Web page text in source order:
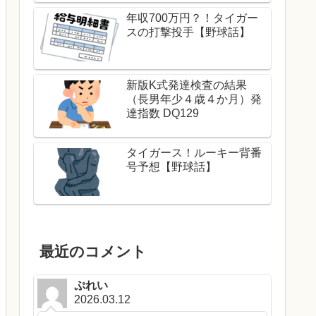
年収700万円？！タイガー
スの打撃投手【野球話】
新版K式発達検査の結果
（長男年少４歳４か月）発
達指数 DQ129
タイガース！ルーキー背番
号予想【野球話】
最近のコメント
ぷれい
2026.03.12